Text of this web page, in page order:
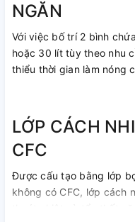
NGĂN
Với việc bố trí 2 bình
hoặc 30 lít tùy theo nhu
thiểu thời gian làm nóng
LỚP CÁCH
CFC
Được cấu tạo bằng lớp
không có CFC, lớp cách